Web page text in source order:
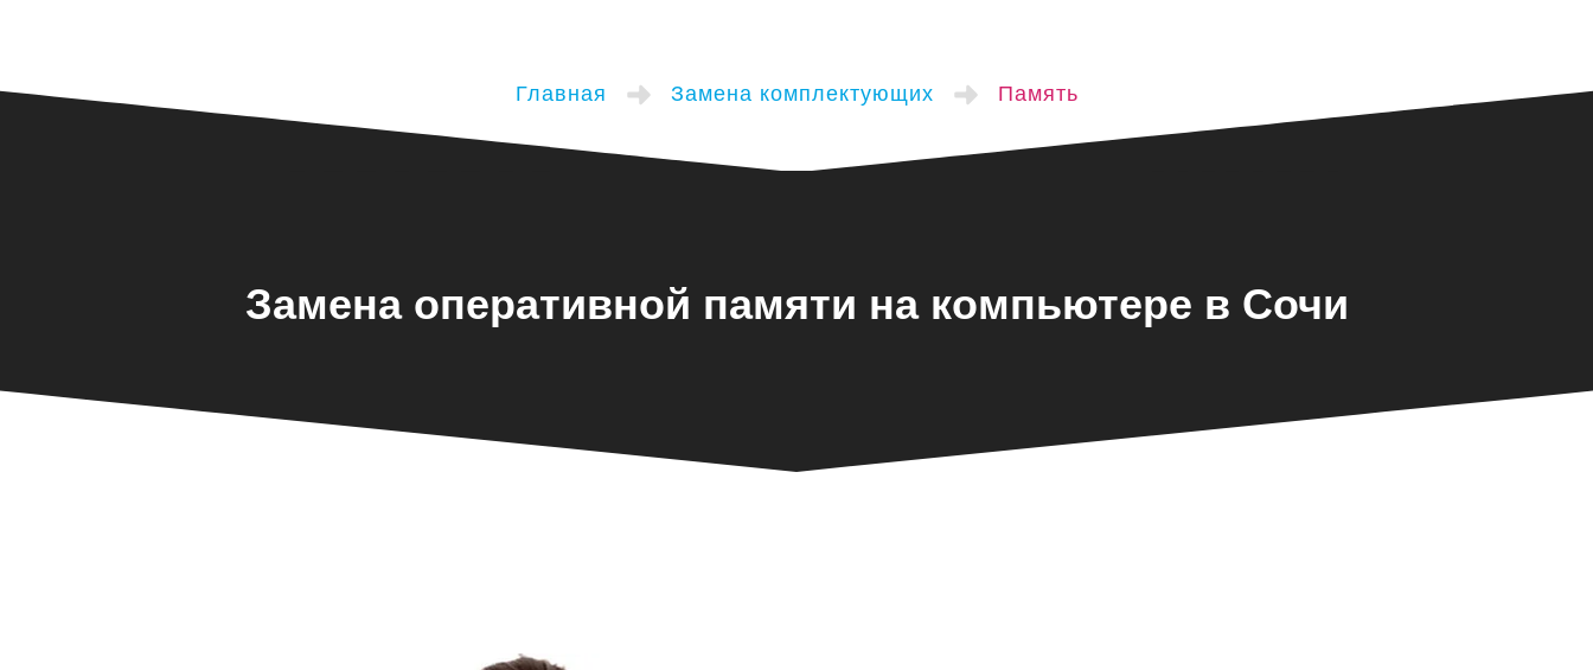
Главная Замена комплектующих Память
Замена оперативной памяти на компьютере в Сочи